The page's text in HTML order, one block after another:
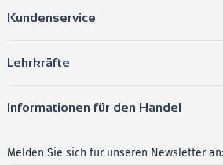
Kundenservice
Lehrkräfte
Informationen für den Handel
Melden Sie sich für unseren Newsletter an: